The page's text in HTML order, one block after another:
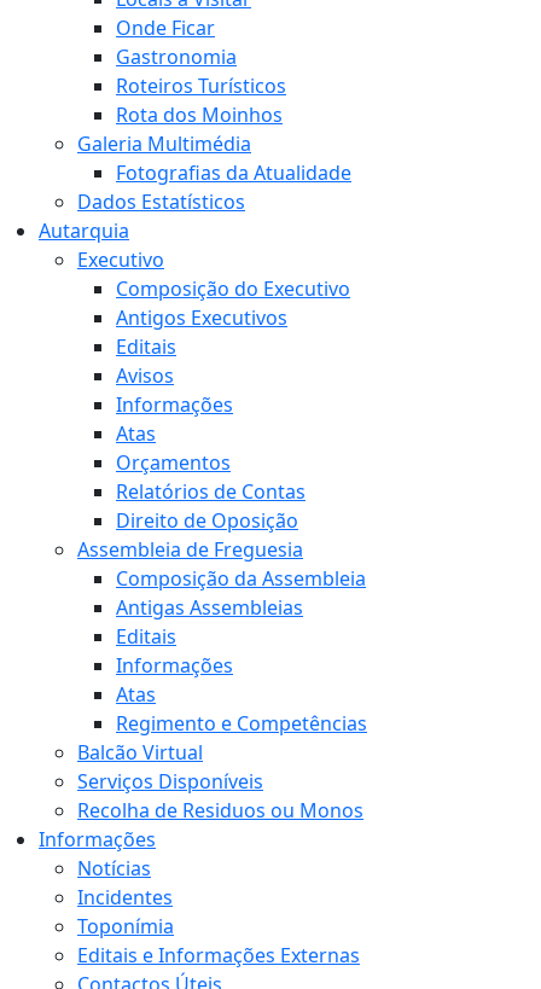
Onde Ficar
Gastronomia
Roteiros Turísticos
Rota dos Moinhos
Galeria Multimédia
Fotografias da Atualidade
Dados Estatísticos
Autarquia
Executivo
Composição do Executivo
Antigos Executivos
Editais
Avisos
Informações
Atas
Orçamentos
Relatórios de Contas
Direito de Oposição
Assembleia de Freguesia
Composição da Assembleia
Antigas Assembleias
Editais
Informações
Atas
Regimento e Competências
Balcão Virtual
Serviços Disponíveis
Recolha de Residuos ou Monos
Informações
Notícias
Incidentes
Toponímia
Editais e Informações Externas